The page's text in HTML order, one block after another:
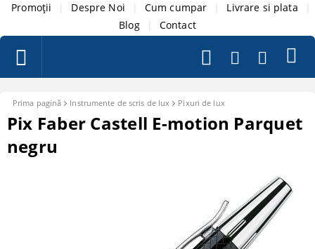
Promoții Despre Noi Cum cumpar Livrare si plata
Blog
Contact
Prima pagină Instrumente de scris de lux Pixuri de lux
Pix Faber Castell E-motion Parquet
negru